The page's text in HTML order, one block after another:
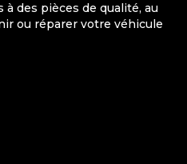
à des pièces de qualité, au
ou réparer votre véhicule